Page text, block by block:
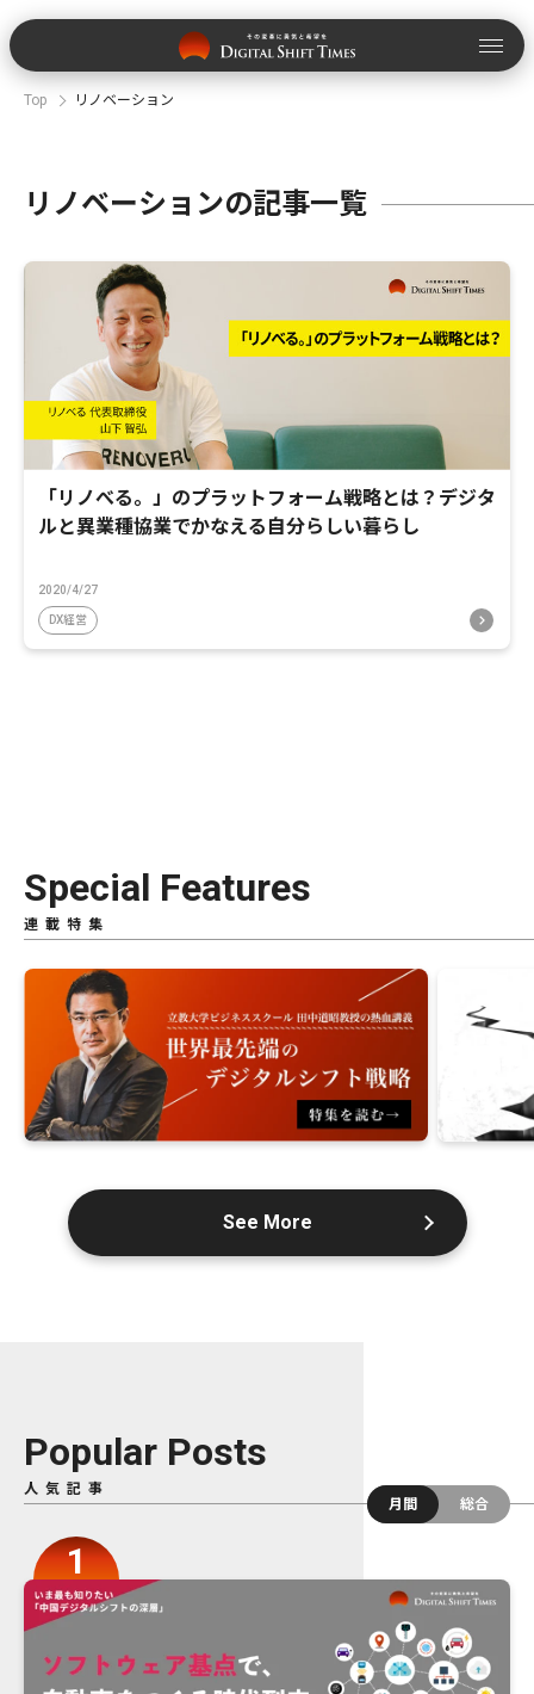
Top リノベーション
リノベーションの記事一覧
「リノべる。」のプラットフォーム戦略とは？デジタ
ルと異業種協業でかなえる自分らしい暮らし
2020/4/27
DX経営
Special Features
連載特集
See More
Popular Posts
人気記事
月間
総合